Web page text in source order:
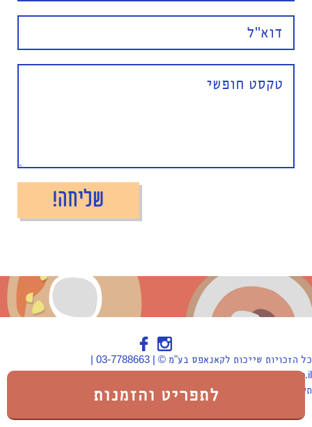
לתפריט והזמנות
כל הזכויות שייכות לקאנאפס בע"מ © | 03-7788663 |
canapes@canapes.co.il | הרכב 5, פתח תקווה
תקנון
|מפת אתר|צור קשר|כתבות